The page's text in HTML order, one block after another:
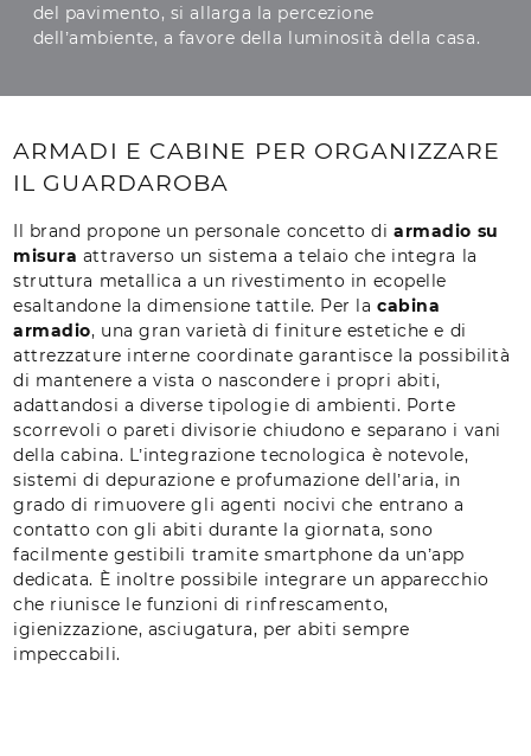
del pavimento, si allarga la percezione
dell’ambiente, a favore della luminosità della casa.
ARMADI E CABINE PER ORGANIZZARE
IL GUARDAROBA
Il brand propone un personale concetto diarmadio su
misura attraverso un sistema a telaio che integra la
struttura metallica a un rivestimento in ecopelle
esaltandone la dimensione tattile. Per lacabina
armadio, una gran varietà di finiture estetiche e di
attrezzature interne coordinate garantisce la possibilità
di mantenere a vista o nascondere i propri abiti,
adattandosi a diverse tipologie di ambienti. Porte
scorrevoli o pareti divisorie chiudono e separano i vani
della cabina. L’integrazione tecnologica è notevole,
sistemi di depurazione e profumazione dell’aria, in
grado di rimuovere gli agenti nocivi che entrano a
contatto con gli abiti durante la giornata, sono
facilmente gestibili tramite smartphone da un’app
dedicata. È inoltre possibile integrare un apparecchio
che riunisce le funzioni di rinfrescamento,
igienizzazione, asciugatura, per abiti sempre
impeccabili.